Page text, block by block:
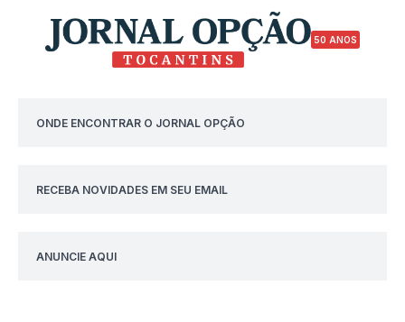
50 ANOS
ONDE ENCONTRAR O JORNAL OPÇÃO
RECEBA NOVIDADES EM SEU EMAIL
ANUNCIE AQUI